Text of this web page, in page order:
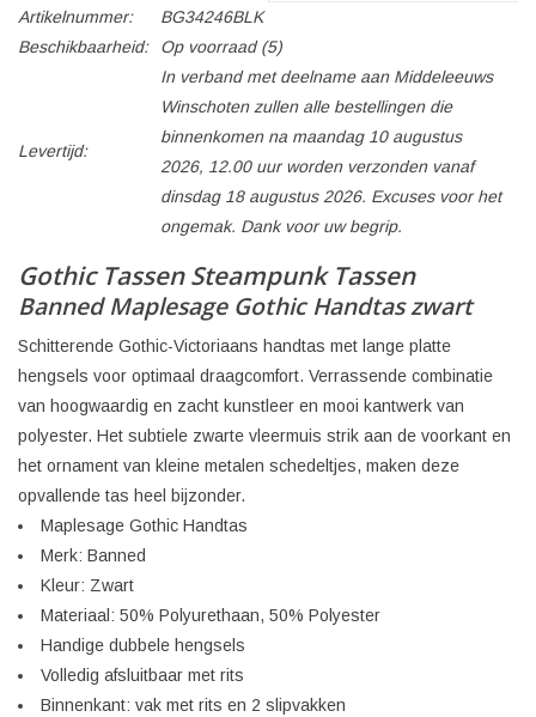
Artikelnummer:
BG34246BLK
Beschikbaarheid:
Op voorraad(5)
Levertijd:
In verband met deelname aan Middeleeuws
Winschoten zullen alle bestellingen die
binnenkomen na maandag 10 augustus
2026, 12.00 uur worden verzonden vanaf
dinsdag 18 augustus 2026. Excuses voor het
ongemak. Dank voor uw begrip.
Gothic Tassen Steampunk Tassen
Banned Maplesage Gothic Handtas zwart
Schitterende Gothic-Victoriaans handtas met lange platte
hengsels voor optimaal draagcomfort. Verrassende combinatie
van hoogwaardig en zacht kunstleer en mooi kantwerk van
polyester. Het subtiele zwarte vleermuis strik aan de voorkant en
het ornament van kleine metalen schedeltjes, maken deze
opvallende tas heel bijzonder.
Maplesage Gothic Handtas
Merk: Banned
Kleur: Zwart
Materiaal: 50% Polyurethaan, 50% Polyester
Handige dubbele hengsels
Volledig afsluitbaar met rits
Binnenkant: vak met rits en 2 slipvakken